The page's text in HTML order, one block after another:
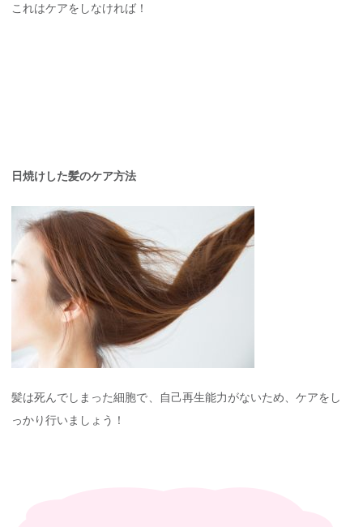
これはケアをしなければ！
日焼けした髪のケア方法
髪は死んでしまった細胞で、自己再生能力がないため、ケアをし
っかり行いましょう！